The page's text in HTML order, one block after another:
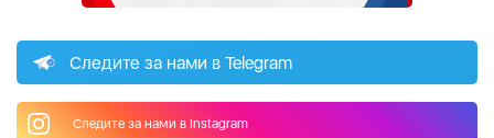
Следите за нами в Telegram
Следите за нами в Instagram